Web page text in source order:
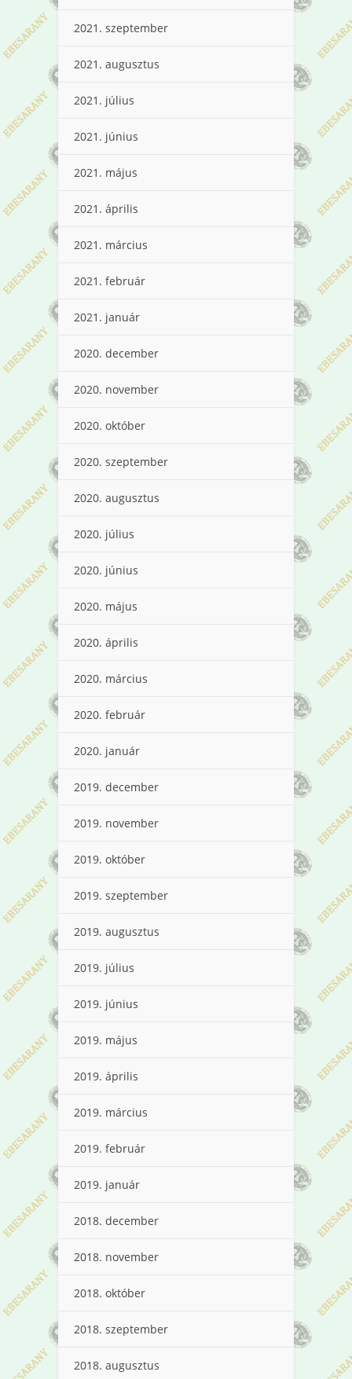
2021. szeptember
2021. augusztus
2021. július
2021. június
2021. május
2021. április
2021. március
2021. február
2021. január
2020. december
2020. november
2020. október
2020. szeptember
2020. augusztus
2020. július
2020. június
2020. május
2020. április
2020. március
2020. február
2020. január
2019. december
2019. november
2019. október
2019. szeptember
2019. augusztus
2019. július
2019. június
2019. május
2019. április
2019. március
2019. február
2019. január
2018. december
2018. november
2018. október
2018. szeptember
2018. augusztus